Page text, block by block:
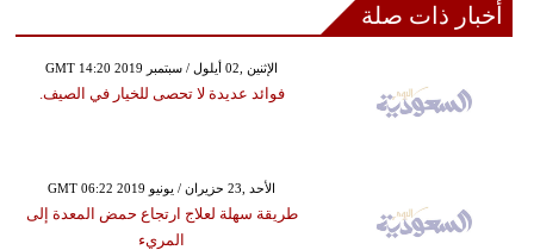
أخبار ذات صلة
GMT 14:20 2019 الإثنين ,02 أيلول / سبتمبر
فوائد عديدة لا تحصى للخيار في الصيف.
GMT 06:22 2019 الأحد ,23 حزيران / يونيو
طريقة سهلة لعلاج ارتجاع حمض المعدة إلى
المريء